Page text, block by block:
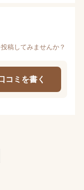
稿してみませんか？
コミを書く